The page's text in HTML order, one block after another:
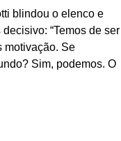
blindou o elenco e
decisivo: “Temos de ser
motivação. Se
Sim, podemos. O